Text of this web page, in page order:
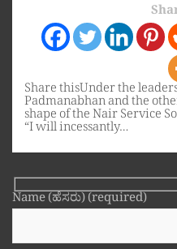
Share thisUnder the
Padmanabhan and the
shape of the Nair Service
“I will incessantly…
Name (ಹೆಸರು) (required)